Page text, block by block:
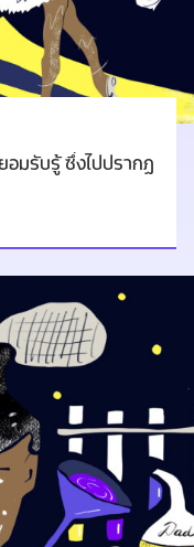
ยอมรับรู้ ซึ่งไปปรากฏ